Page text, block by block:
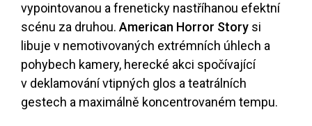
vypointovanou a freneticky nastříhanou efektní
scénu za druhou. American Horror Story si
libuje v nemotivovaných extrémních úhlech a
pohybech kamery, herecké akci spočívající
v deklamování vtipných glos a teatrálních
gestech a maximálně koncentrovaném tempu.